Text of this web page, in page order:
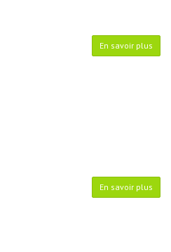
En savoir plus
En savoir plus